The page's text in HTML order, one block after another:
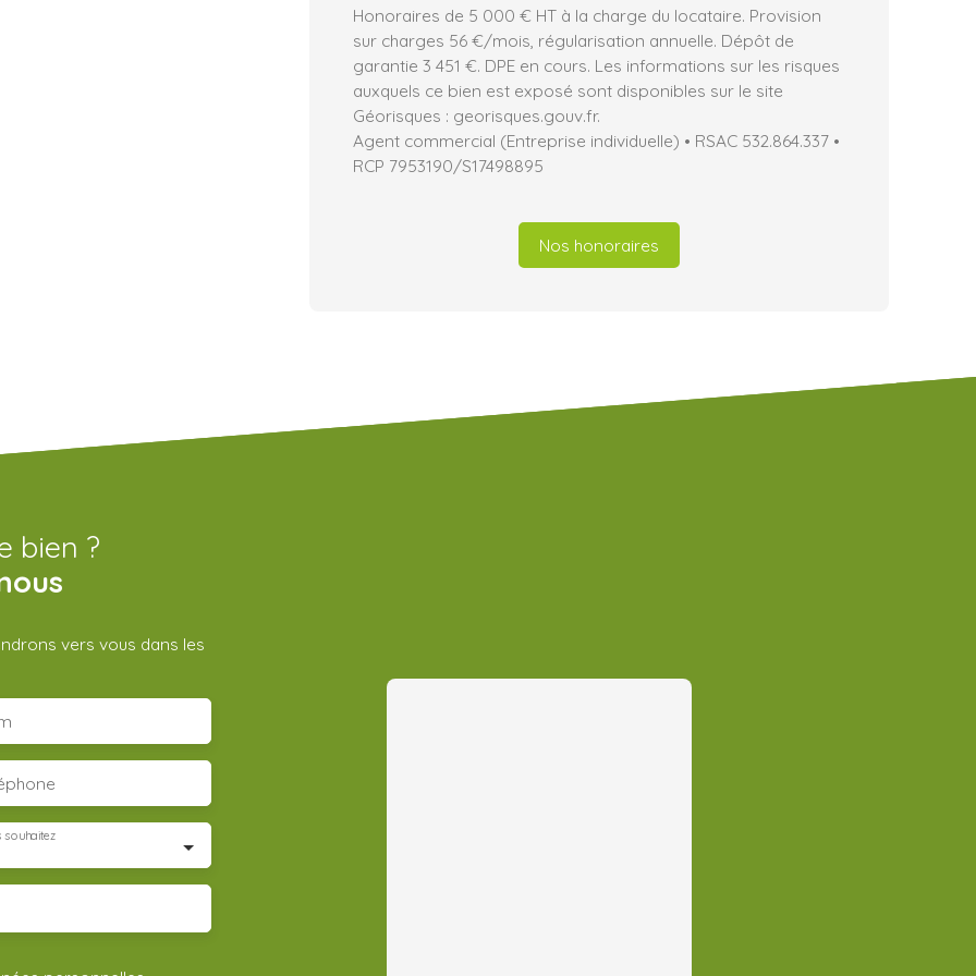
Honoraires de 5 000 € HT à la charge du locataire. Provision
sur charges 56 €/mois, régularisation annuelle. Dépôt de
garantie 3 451 €. DPE en cours. Les informations sur les risques
auxquels ce bien est exposé sont disponibles sur le site
Géorisques : georisques.gouv.fr.
Agent commercial (Entreprise individuelle) • RSAC 532.864.337 •
RCP 7953190/S17498895
Nos honoraires
bien ?
vers vous dans les
souhaitez